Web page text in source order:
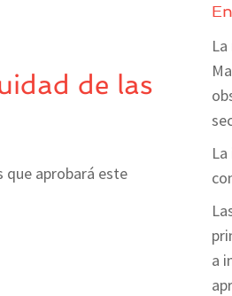
de las
que aprobará este
a